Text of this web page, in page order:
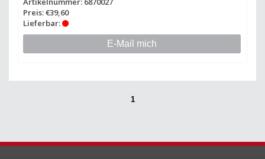
Preis: €39,60
Lieferbar:
E-Mail mich
1